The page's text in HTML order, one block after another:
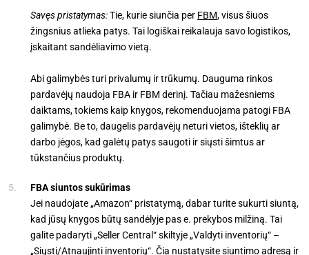
Savęs pristatymas:Tie, kurie siunčia per FBM, visus šiuos
žingsnius atlieka patys. Tai logiškai reikalauja savo logistikos,
įskaitant sandėliavimo vietą.
Abi galimybės turi privalumų ir trūkumų. Dauguma rinkos
pardavėjų naudoja FBA ir FBM derinį. Tačiau mažesniems
daiktams, tokiems kaip knygos, rekomenduojama patogi FBA
galimybė. Be to, daugelis pardavėjų neturi vietos, išteklių ar
darbo jėgos, kad galėtų patys saugoti ir siųsti šimtus ar
tūkstančius produktų.
FBA siuntos sukūrimas
Jei naudojate „Amazon“ pristatymą, dabar turite sukurti siuntą,
kad jūsų knygos būtų sandėlyje pas e. prekybos milžiną. Tai
galite padaryti „Seller Central“ skiltyje „Valdyti inventorių“ –
„Siųsti/Atnaujinti inventorių“. Čia nustatysite siuntimo adresą ir